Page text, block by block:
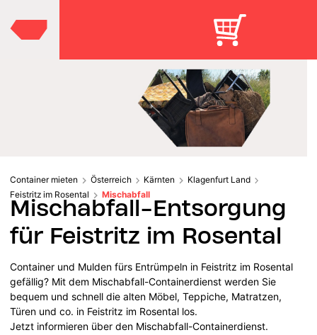
Container mieten Österreich Kärnten
Klagenfurt Land
Feistritz im Rosental
Mischabfall
Mischabfall-Entsorgung
für Feistritz im Rosental
Container und Mulden fürs Entrümpeln in Feistritz im Rosental
gefällig? Mit dem Mischabfall-Containerdienst werden Sie
bequem und schnell die alten Möbel, Teppiche, Matratzen,
Türen und co. in Feistritz im Rosental los.
Jetzt informieren über den Mischabfall-Containerdienst.